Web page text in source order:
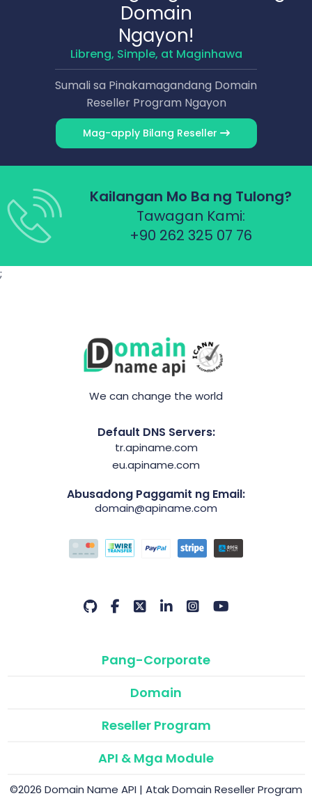
Domain
Ngayon!
Libreng, Simple, at Maginhawa
Sumali sa Pinakamagandang Domain
Reseller Program Ngayon
Mag-apply Bilang Reseller
Kailangan Mo Ba ng Tulong?
Tawagan Kami:
+90 262 325 07 76
;
We can change the world
Default DNS Servers:
tr.apiname.com
eu.apiname.com
Abusadong Paggamit ng Email:
domain@apiname.com
Pang-Corporate
Domain
Reseller Program
API & Mga Module
©2026 Domain Name API | Atak Domain Reseller Program